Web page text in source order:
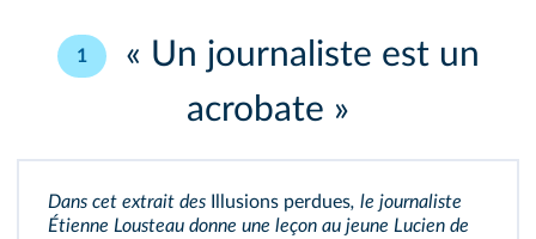
1
« Un journaliste est un
acrobate »
Dans cet extrait des Illusions perdues, le journaliste
Étienne Lousteau donne une leçon au jeune Lucien de